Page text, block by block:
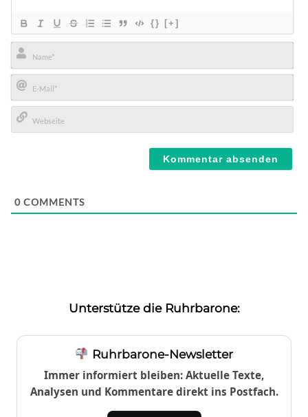
{} [+]
Name*
E-
Mail*
0 COMMENTS
Unterstütze die Ruhrbarone:
Ruhrbarone-Newsletter
Immer informiert bleiben: Aktuelle Texte,
Analysen und Kommentare direkt ins Postfach.